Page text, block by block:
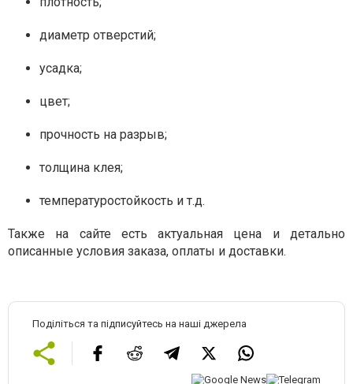
диаметр отверстий;
усадка;
цвет;
прочность на разрыв;
толщина клея;
температуростойкость и т.д.
Также на сайте есть актуальная цена и детально
описанные условия заказа, оплаты и доставки.
Поділіться та підписуйтесь на наші джерела